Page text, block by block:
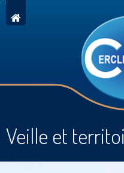
Veille et